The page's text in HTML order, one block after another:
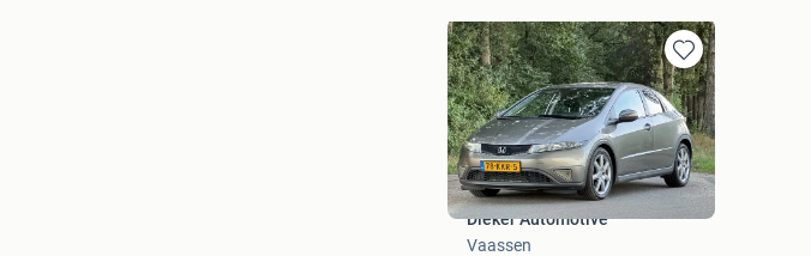
Bewaren
in
Mijn
Favorieten
Dieker Automotive
Vaassen